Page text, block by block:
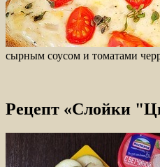
сырным соусом и томатами
Рецепт «Слойки